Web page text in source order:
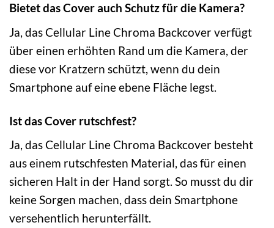
Bietet das Cover auch Schutz für die Kamera?
Ja, das Cellular Line Chroma Backcover verfügt
über einen erhöhten Rand um die Kamera, der
diese vor Kratzern schützt, wenn du dein
Smartphone auf eine ebene Fläche legst.
Ist das Cover rutschfest?
Ja, das Cellular Line Chroma Backcover besteht
aus einem rutschfesten Material, das für einen
sicheren Halt in der Hand sorgt. So musst du dir
keine Sorgen machen, dass dein Smartphone
versehentlich herunterfällt.